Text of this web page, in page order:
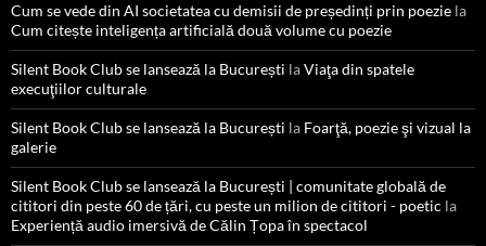
Cum se vede din AI societatea cu demisii de președinți prin poezie la
Cum citește inteligența artificială două volume cu poezie
Silent Book Club se lansează la București laViaţa din spatele
execuţiilor culturale
Silent Book Club se lansează la București la Foarţă, poezie şi vizual la
galerie
Silent Book Club se lansează la București | comunitate globală de
cititori din peste 60 de țări, cu peste un milion de cititori - poetic la
Experiență audio imersivă de Călin Țopa în spectacol